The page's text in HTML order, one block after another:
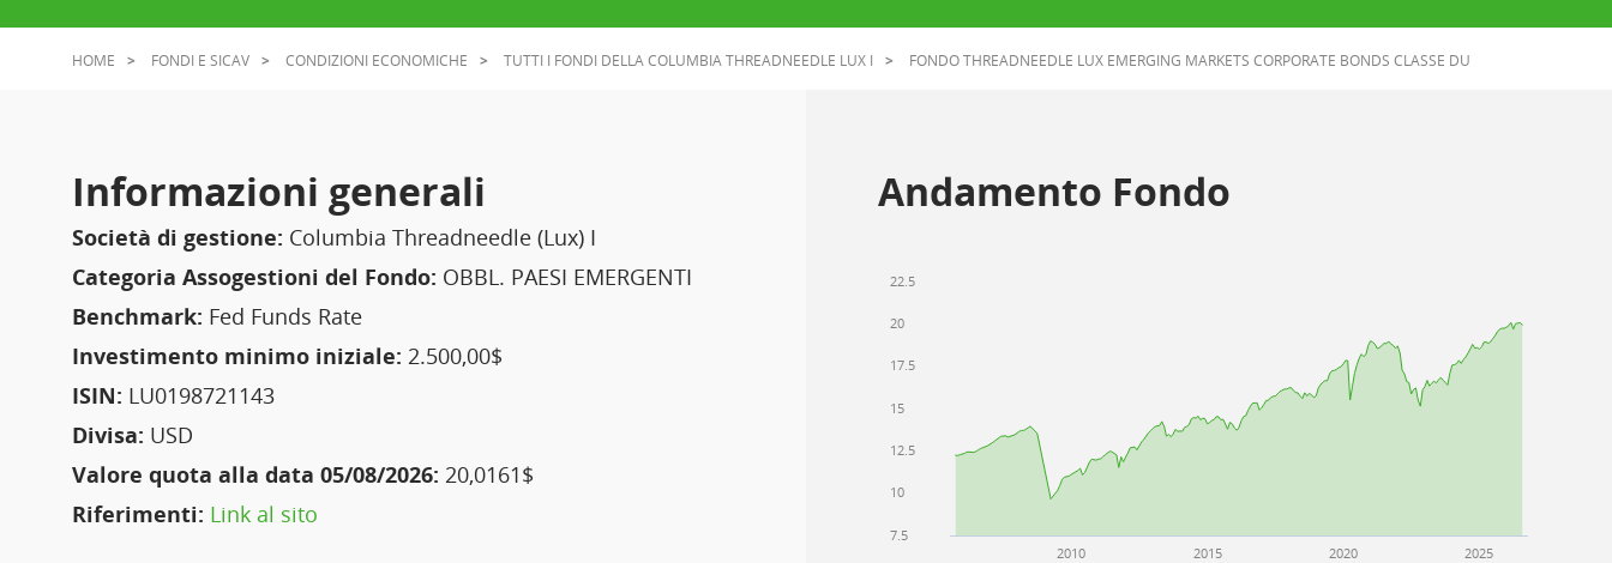
HOME FONDI E SICAV CONDIZIONI ECONOMICHE TUTTI I FONDI DELLA COLUMBIA THREADNEEDLE LUX I FONDO THREADNEEDLE LUX EMERGING MARKETS CORPORATE BONDS CLASSE DU
Informazioni generali
Società di gestione: Columbia Threadneedle (Lux) I
Categoria Assogestioni del Fondo: OBBL. PAESI EMERGENTI
Benchmark: Fed Funds Rate
Investimento minimo iniziale: 2.500,00$
ISIN: LU0198721143
Divisa: USD
Valore quota alla data 05/08/2026: 20,0161$
Riferimenti: Link al sito
Andamento Fondo
2010 2015 2020 2025
7.5
10
12.5
15
17.5
20
22.5